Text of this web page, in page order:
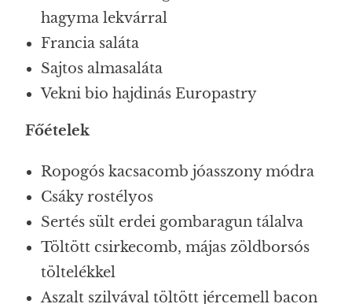
hagyma lekvárral
Francia saláta
Sajtos almasaláta
Vekni bio hajdinás Europastry
Főételek
Ropogós kacsacomb jóasszony módra
Csáky rostélyos
Sertés sült erdei gombaragun tálalva
Töltött csirkecomb, májas zöldborsós
töltelékkel
Aszalt szilvával töltött jércemell bacon